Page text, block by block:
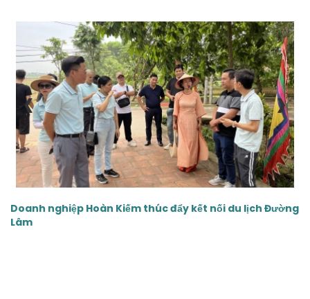
Doanh nghiệp Hoàn Kiếm thúc đẩy kết nối du lịch Đường
Lâm
‹ ›